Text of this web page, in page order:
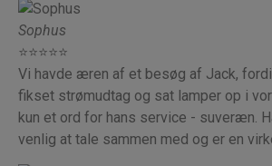
Sophus
⭐⭐⭐⭐⭐
Vi havde æren af et besøg af Jack,
fikset strømudtag og sat lamper op i
kun et ord for hans service - suveræn.
venlig at tale sammen med og er en